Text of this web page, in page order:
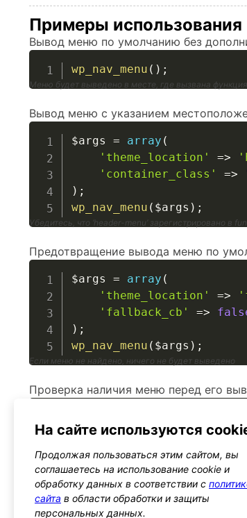
Примеры использования
Вывод меню по умолчанию без
wp_nav_menu ( ) ;
Меню будет выведено в месте, где вызвана функция
Вывод меню с указанием
$args = array (
'theme_location'
=>
'container_class'
=>
) ;
wp_nav_menu ( $args ) ;
Убедитесь, что ‘header-menu’ зарегистрировано в
Предотвращение вывода меню по
$args = array (
'theme_location'
=>
'fallback_cb'
=>
) ;
wp_nav_menu ( $args ) ;
Если меню не найдено, ничего не будет выведено
Проверка наличия меню перед его
wp_nav_menu(array(
}
Обеспечивает наличие меню перед его вызовом
На сайте используются
Продолжая пользоваться этим сайтом, вы
соглашаетесь на использование cookie и
обработку данных в соответствии с
сайта в области обработки и защиты
персональных данных.